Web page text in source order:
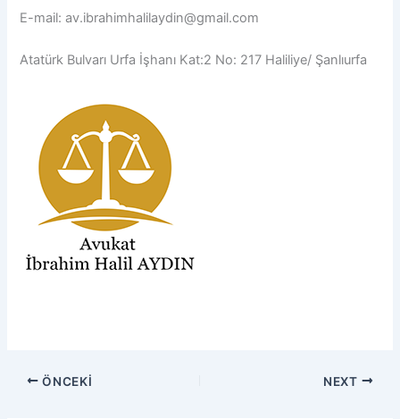
E-mail: av.ibrahimhalilaydin@gmail.com
Atatürk Bulvarı Urfa İşhanı Kat:2 No: 217 Haliliye/ Şanlıurfa
ÖNCEKI NEXT